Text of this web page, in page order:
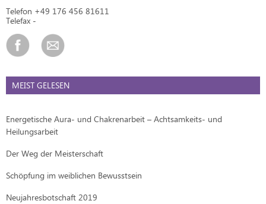
Telefon +49 176 456 81611
Telefax -
MEIST GELESEN
Energetische Aura- und Chakrenarbeit – Achtsamkeits- und
Heilungsarbeit
Der Weg der Meisterschaft
Schöpfung im weiblichen Bewusstsein
Neujahresbotschaft 2019